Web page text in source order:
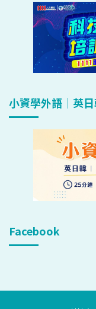
小資學外語｜英
Facebook